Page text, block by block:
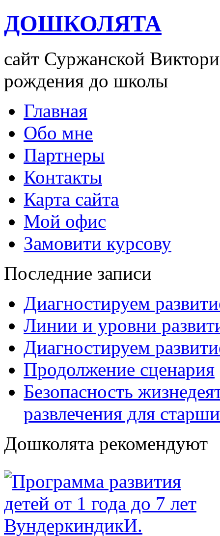
ДОШКОЛЯТА
сайт Суржанской
рождения до школы
Главная
Обо мне
Партнеры
Контакты
Карта сайта
Мой офис
Замовити курсову
Последние записи
Диагностируем
Линии и уровни
Диагностируем
Продолжение сценария
Безопасность
развлечения для
Дошколята рекомендуют